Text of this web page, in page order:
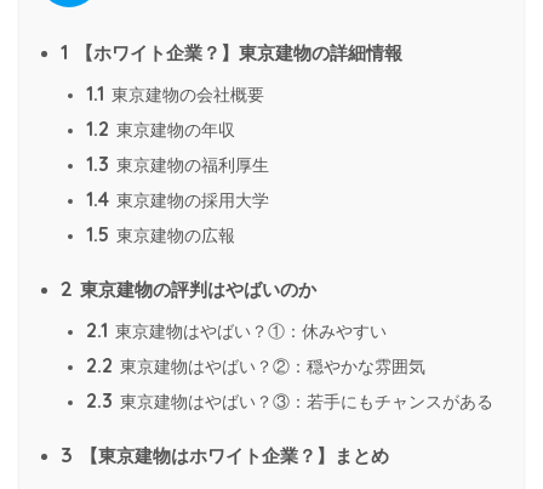
1 【ホワイト企業？】東京建物の詳細情報
1.1 東京建物の会社概要
1.2 東京建物の年収
1.3 東京建物の福利厚生
1.4 東京建物の採用大学
1.5 東京建物の広報
2 東京建物の評判はやばいのか
2.1 東京建物はやばい？①：休みやすい
2.2 東京建物はやばい？②：穏やかな雰囲気
2.3 東京建物はやばい？③：若手にもチャンスがある
3 【東京建物はホワイト企業？】まとめ